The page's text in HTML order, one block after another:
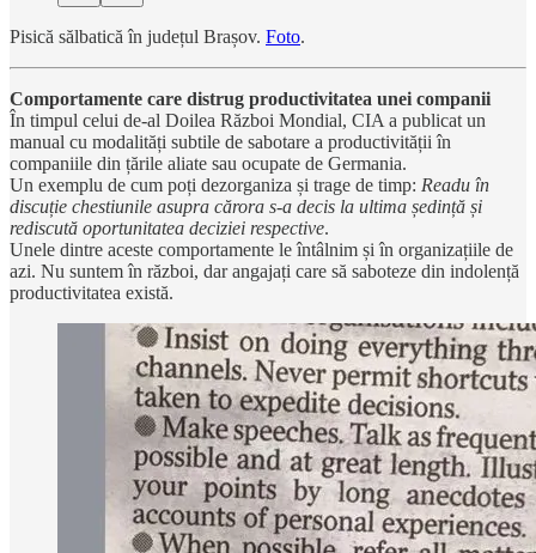
Pisică sălbatică în județul Brașov. Foto.
Comportamente care distrug productivitatea unei companii
În timpul celui de-al Doilea Război Mondial, CIA a publicat un
manual cu modalități subtile de sabotare a productivității în
companiile din țările aliate sau ocupate de Germania.
Un exemplu de cum poți dezorganiza și trage de timp: Readu în
discuție chestiunile asupra cărora s-a decis la ultima ședință și
rediscută oportunitatea deciziei respective.
Unele dintre aceste comportamente le întâlnim și în organizațiile de
azi. Nu suntem în război, dar angajați care să saboteze din indolență
productivitatea există.